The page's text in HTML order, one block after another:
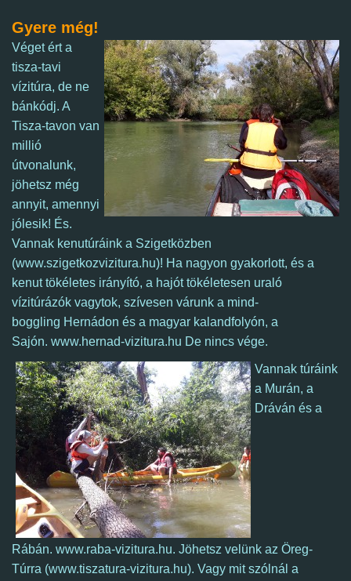
Gyere még!
Véget ért a
tisza-tavi
vízitúra, de ne
bánkódj. A
Tisza-tavon van
millió
útvonalunk,
jöhetsz még
annyit, amennyi
jólesik! És.
Vannak kenutúráink a Szigetközben
(www.szigetkozvizitura.hu)! Ha nagyon gyakorlott, és a
kenut tökéletes irányító, a hajót tökéletesen uraló
vízitúrázók vagytok, szívesen várunk a mind-
boggling Hernádon és a magyar kalandfolyón, a
Sajón. www.hernad-vizitura.hu De nincs vége.
Vannak túráink
a Murán, a
Dráván és a
Rábán. www.raba-vizitura.hu. Jöhetsz velünk az Öreg-
Túrra (www.tiszatura-vizitura.hu). Vagy mit szólnál a